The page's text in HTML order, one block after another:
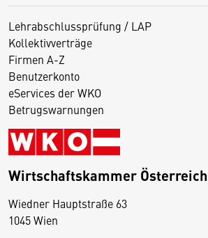
Lehrabschlussprüfung / LAP
Kollektivverträge
Firmen A-Z
Benutzerkonto
eServices der WKO
Betrugswarnungen
Wirtschaftskammer Österreich
Wiedner Hauptstraße 63
1045 Wien
D